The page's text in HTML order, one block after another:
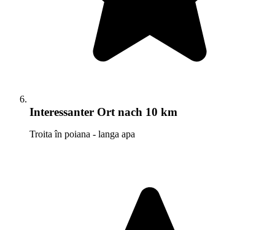
Interessanter Ort nach 10 km
Troita în poiana - langa apa